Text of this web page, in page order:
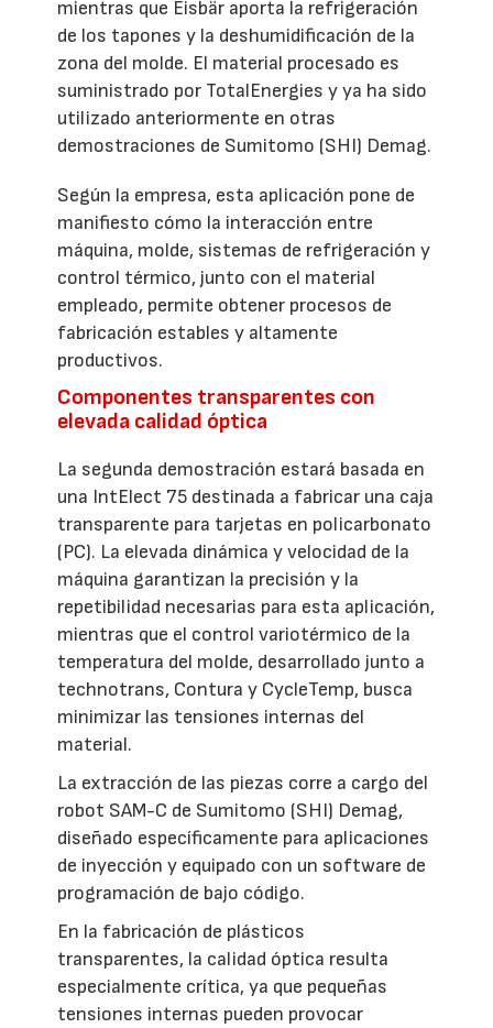
mientras que Eisbär aporta la refrigeración
de los tapones y la deshumidificación de la
zona del molde. El material procesado es
suministrado por TotalEnergies y ya ha sido
utilizado anteriormente en otras
demostraciones de Sumitomo (SHI) Demag.
Según la empresa, esta aplicación pone de
manifiesto cómo la interacción entre
máquina, molde, sistemas de refrigeración y
control térmico, junto con el material
empleado, permite obtener procesos de
fabricación estables y altamente
productivos.
Componentes transparentes con
elevada calidad óptica
La segunda demostración estará basada en
una IntElect 75 destinada a fabricar una caja
transparente para tarjetas en policarbonato
(PC). La elevada dinámica y velocidad de la
máquina garantizan la precisión y la
repetibilidad necesarias para esta aplicación,
mientras que el control variotérmico de la
temperatura del molde, desarrollado junto a
technotrans, Contura y CycleTemp, busca
minimizar las tensiones internas del
material.
La extracción de las piezas corre a cargo del
robot SAM-C de Sumitomo (SHI) Demag,
diseñado específicamente para aplicaciones
de inyección y equipado con un software de
programación de bajo código.
En la fabricación de plásticos
transparentes, la calidad óptica resulta
especialmente crítica, ya que pequeñas
tensiones internas pueden provocar